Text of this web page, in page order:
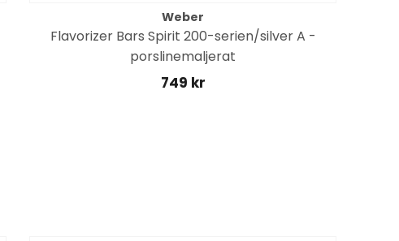
Weber
Flavorizer Bars Spirit 200-serien/silver A -
porslinemaljerat
749 kr